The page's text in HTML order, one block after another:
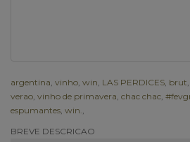
argentina vinho win LAS PERDICES brut
verao vinho de primavera chac chac
espumantes win.
BREVE DESCRICAO